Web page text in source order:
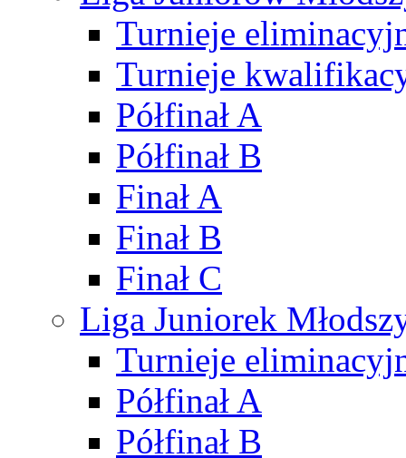
Turnieje
Turnieje
Półfinał A
Półfinał B
Finał A
Finał B
Finał C
Liga Juniorek
Turnieje
Półfinał A
Półfinał B